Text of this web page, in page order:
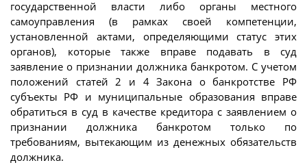
государственной власти либо органы местного
самоуправления (в рамках своей компетенции,
установленной актами, определяющими статус этих
органов), которые также вправе подавать в суд
заявление о признании должника банкротом. С учетом
положений статей 2 и 4 Закона о банкротстве РФ
субъекты РФ и муниципальные образования вправе
обратиться в суд в качестве кредитора с заявлением о
признании должника банкротом только по
требованиям, вытекающим из денежных обязательств
должника.